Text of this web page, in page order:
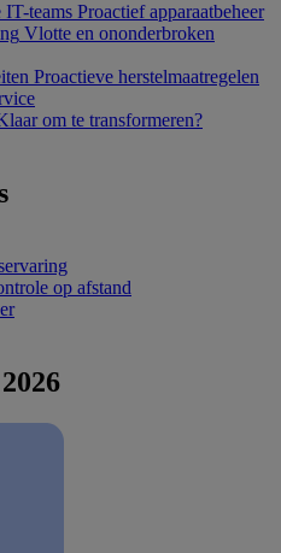
teams Proactief apparaatbeheer
Vlotte en ononderbroken
Proactieve herstelmaatregelen
om te transformeren?
op afstand